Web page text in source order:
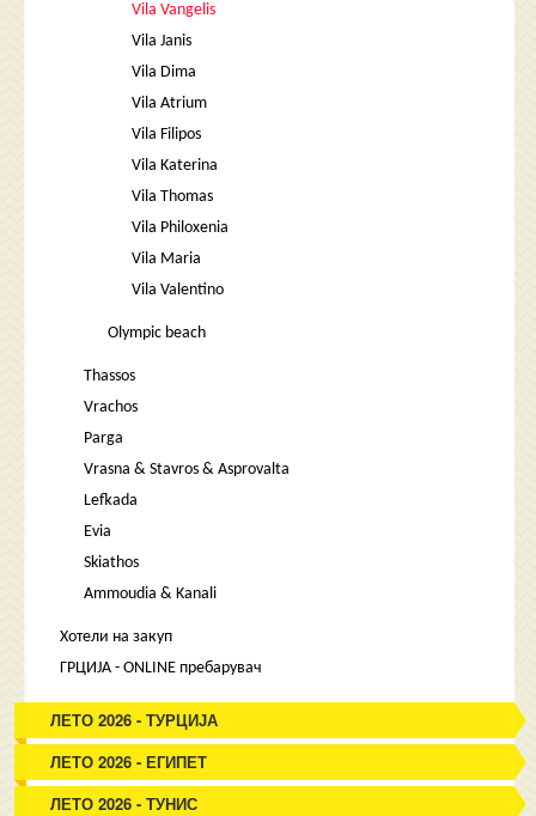
Vila Vangelis
Vila Janis
Vila Dima
Vila Atrium
Vila Filipos
Vila Katerina
Vila Thomas
Vila Philoxenia
Vila Maria
Vila Valentino
Olympic beach
Thassos
Vrachos
Parga
Vrasna & Stavros & Asprovalta
Lefkada
Evia
Skiathos
Ammoudia & Kanali
Хотели на закуп
ГРЦИЈА - ONLINE пребарувач
ЛЕТО 2026 - ТУРЦИЈА
ЛЕТО 2026 - ЕГИПЕТ
ЛЕТО 2026 - ТУНИС